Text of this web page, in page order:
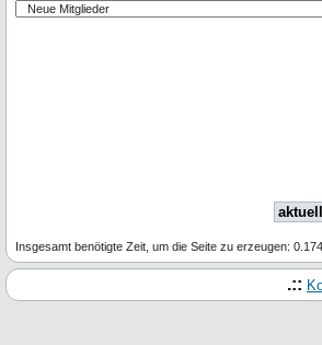
Insgesamt benötigte Zeit, um die Seite zu erzeugen:
.::